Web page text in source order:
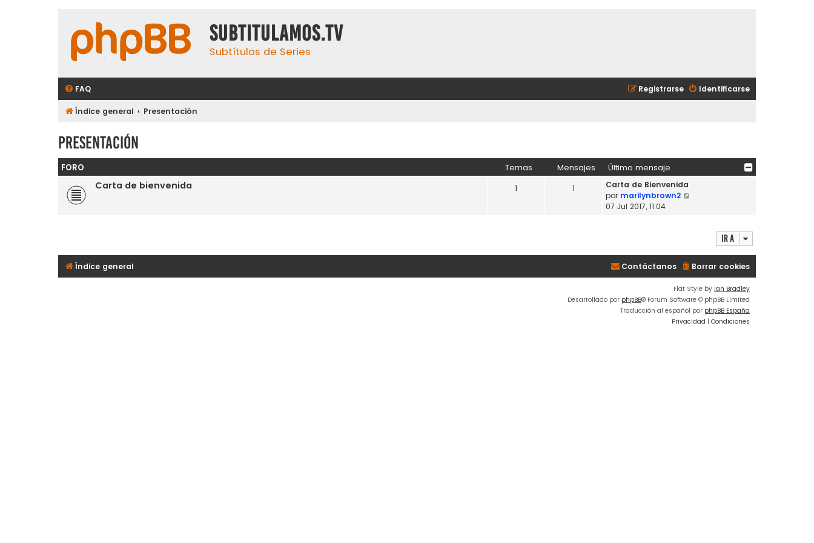
subtitulamos.tv
Subtítulos de Series
FAQ Identificarse
Registrarse
Índice general Presentación
Presentación
FORO Temas Mensajes Último mensaje
Carta de bienvenida 1 1
Carta de Bienvenida
por marilynbrown2
m
m
e
n
s
07 Jul 2017, 11:04
Ir a
Índice general Borrar cookies
Contáctanos
Flat Style by Ian Bradley
Desarrollado por phpBB® Forum Software © phpBB Limited
Traducción al español por phpBB España
Privacidad | Condiciones